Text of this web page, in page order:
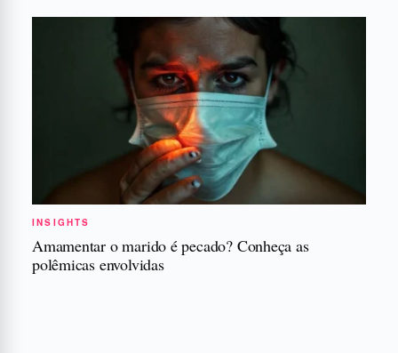
INSIGHTS
Amamentar o marido é pecado? Conheça as
polêmicas envolvidas